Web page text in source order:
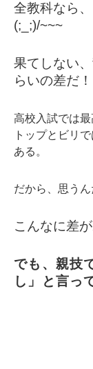
全教科なら
(;_;)/~~~
果てしない
らいの差だ！
高校入試では
トップとビリ
ある。
だから、思うん
こんなに差
でも、親技
し」と言っ